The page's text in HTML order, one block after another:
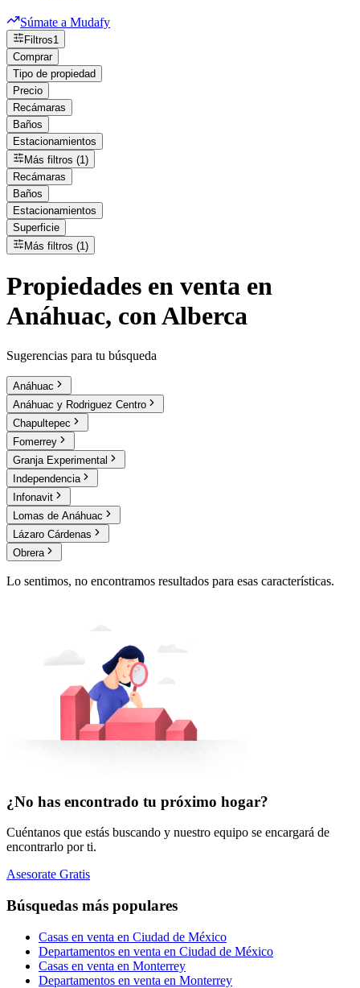
Súmate a Mudafy
Filtros1
Comprar
Tipo de propiedad
Precio
Recámaras
Baños
Estacionamientos
Más filtros (1)
Recámaras
Baños
Estacionamientos
Superficie
Más filtros (1)
Propiedades en venta en
Anáhuac, con Alberca
Sugerencias para tu búsqueda
Anáhuac
Anáhuac y Rodriguez Centro
Chapultepec
Fomerrey
Granja Experimental
Independencia
Infonavit
Lomas de Anáhuac
Lázaro Cárdenas
Obrera
Lo sentimos, no encontramos resultados para esas características.
¿No has encontrado tu próximo hogar?
Cuéntanos que estás buscando y nuestro equipo se encargará de
encontrarlo por ti.
Asesorate Gratis
Búsquedas más populares
Casas en venta en Ciudad de México
Departamentos en venta en Ciudad de México
Casas en venta en Monterrey
Departamentos en venta en Monterrey